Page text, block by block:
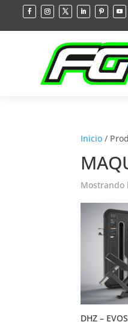
Inicio /
Mostrando
DHZ –